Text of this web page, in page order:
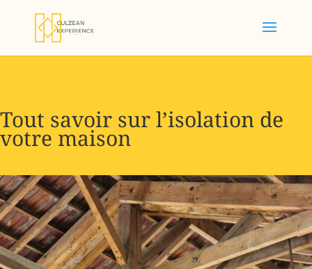
Tout savoir sur l’isolation de
votre maison